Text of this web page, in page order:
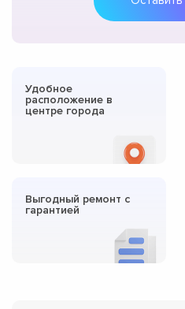
Удобное
расположение в
центре города
Выгодный ремонт с
гарантией